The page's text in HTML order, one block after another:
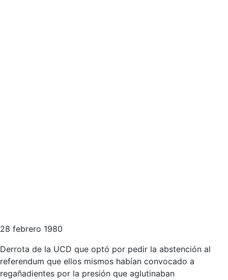
28 febrero 1980
Derrota de la UCD que optó por pedir la abstención al
referendum que ellos mismos habían convocado a
regañadientes por la presión que aglutinaban